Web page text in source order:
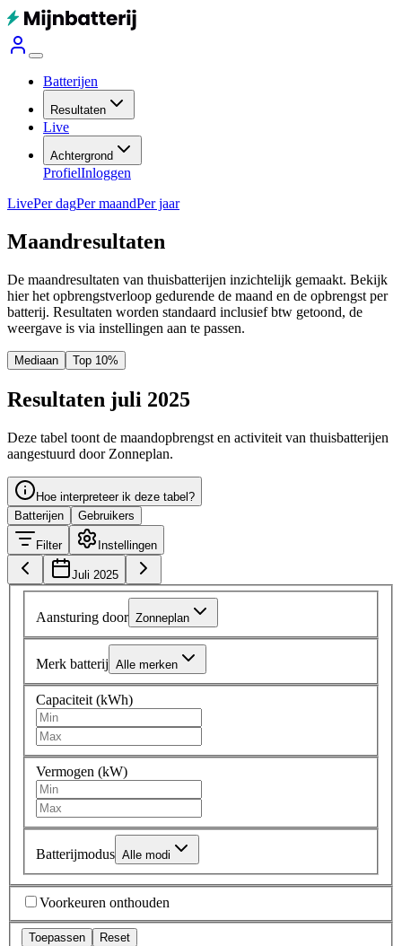
Batterijen
Resultaten
Live
Achtergrond
ProfielInloggen
LivePer dagPer maandPer jaar
Maandresultaten
De maandresultaten van thuisbatterijen inzichtelijk gemaakt. Bekijk
hier het opbrengstverloop gedurende de maand en de opbrengst per
batterij. Resultaten worden standaard inclusief btw getoond, de
weergave is via instellingen aan te passen.
Mediaan Top 10%
Resultaten juli 2025
Deze tabel toont de maandopbrengst en activiteit van thuisbatterijen
aangestuurd door Zonneplan.
Hoe interpreteer ik deze tabel?
Batterijen
Gebruikers
Filter Instellingen
Juli 2025
Aansturing door Zonneplan
Merk batterij Alle merken
Capaciteit (kWh)
Vermogen (kW)
Batterijmodus Alle modi
Voorkeuren onthouden
Toepassen Reset